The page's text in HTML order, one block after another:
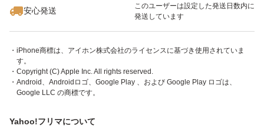
安心発送
このユーザーは設定した発送日数内に
発送しています
・アプリケーションはiPhone、iPod touch、iPadまたはAndroidでご利用い
・Apple、Appleのロゴ、App Store、iPodのロゴ、iTunesは、米国および他
・iPhone商標は、アイホン株式会社のライセンスに基づき使用されていま
す。
・Copyright (C) Apple Inc. All rights reserved.
・Android、Androidロゴ、Google Play 、および Google Play ロゴは、
Google LLC の商標です。
Yahoo!フリマについて